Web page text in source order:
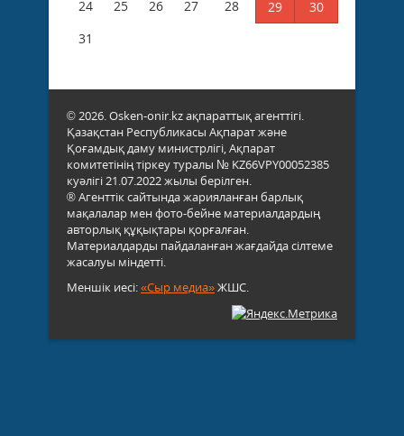
24
25 26 27 28 29
30
31
© 2026. Osken-onir.kz ақпараттық агенттігі.
Қазақстан Республикасы Ақпарат және
Қоғамдық даму министрлігі, Ақпарат
комитетінің тіркеу туралы № KZ66VPY00052385
куәлігі 21.07.2022 жылы берілген.
® Агенттік сайтында жарияланған барлық
мақалалар мен фото-бейне материалдардың
авторлық құқықтары қорғалған.
Материалдарды пайдаланған жағдайда сілтеме
жасалуы міндетті.
Меншік иесі:«Сыр медиа»ЖШС.